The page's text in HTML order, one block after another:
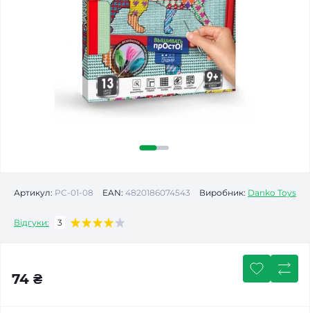
Артикул: PC-01-08 EAN: 4820186074543 Виробник: Danko Toys
Відгуки: 3
74 ₴